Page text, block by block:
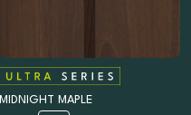
MIDNIGHT MAPLE